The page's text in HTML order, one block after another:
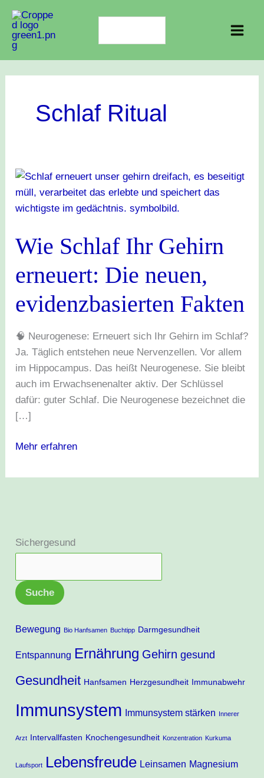
Zum
Inhalt
springen
Schlaf Ritual
Wie Schlaf Ihr Gehirn
erneuert: Die neuen,
evidenzbasierten Fakten
🧠 Neurogenese: Erneuert sich Ihr Gehirn im Schlaf?
Ja. Täglich entstehen neue Nervenzellen. Vor allem
im Hippocampus. Das heißt Neurogenese. Sie bleibt
auch im Erwachsenenalter aktiv. Der Schlüssel
dafür: guter Schlaf. Die Neurogenese bezeichnet die
[…]
Wie
Schlaf
Ihr
erneuert:
Die
neuen,
Fakten
Mehr erfahren
Sichergesund
Suche
Bewegung Bio Hanfsamen Buchtipp Darmgesundheit
Entspannung Ernährung Gehirn gesund
Gesundheit Hanfsamen Herzgesundheit Immunabwehr
Immunsystem Immunsystem stärken Innerer
Arzt Intervallfasten Knochengesundheit Konzentration Kurkuma
Laufsport Lebensfreude Leinsamen Magnesium